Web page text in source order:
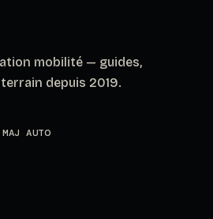
mobilité — guides,
depuis 2019.
AUTO